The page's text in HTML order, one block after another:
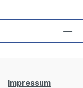
Impressum